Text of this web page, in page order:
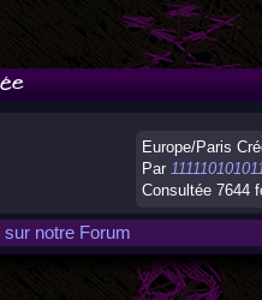
Europe/Paris
Par
Consultée 7644
notre Forum